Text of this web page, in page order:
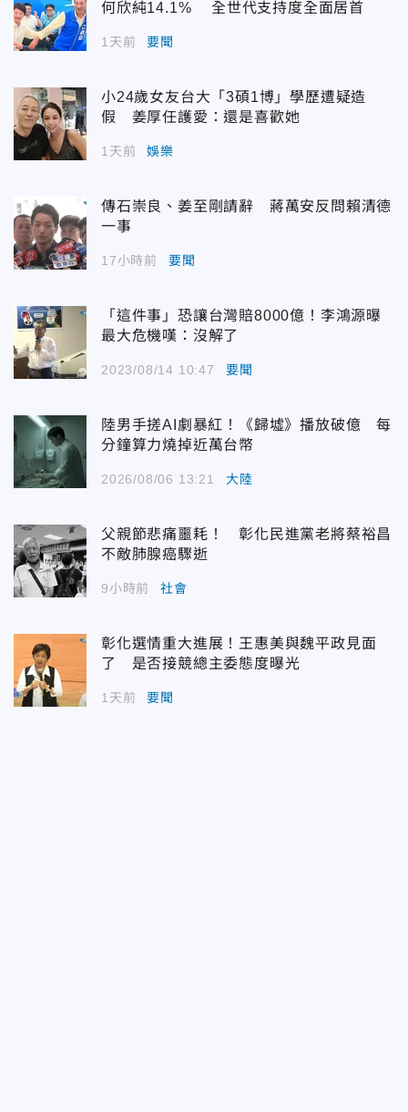
何欣純14.1% 全世代支持度全面居首
1天前 要聞
小24歲女友台大「3碩1博」學歷遭疑造
假 姜厚任護愛：還是喜歡她
1天前 娛樂
傳石崇良、姜至剛請辭 蔣萬安反問賴清德
一事
17小時前 要聞
「這件事」恐讓台灣賠8000億！李鴻源曝
最大危機嘆：沒解了
2023/08/14 10:47 要聞
陸男手搓AI劇暴紅！《歸墟》播放破億 每
分鐘算力燒掉近萬台幣
2026/08/06 13:21 大陸
父親節悲痛噩耗！ 彰化民進黨老將蔡裕昌
不敵肺腺癌驟逝
9小時前 社會
彰化選情重大進展！王惠美與魏平政見面
了 是否接競總主委態度曝光
1天前 要聞